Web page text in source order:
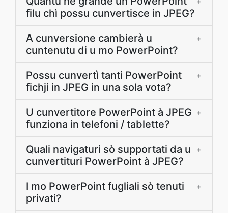
filu chì possu cunvertisce in JPEG?
A cunversione cambierà u
cuntenutu di u mo PowerPoint?
+
Possu cunvertì tanti PowerPoint
fichji in JPEG in una sola vota?
+
U cunvertitore PowerPoint à JPEG
funziona in telefoni / tablette?
+
Quali navigaturi sò supportati da u
cunvertituri PowerPoint à JPEG?
+
I mo PowerPoint fugliali sò tenuti
privati?
+